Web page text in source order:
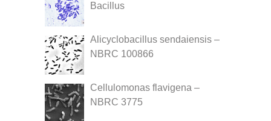
Bacillus
Alicyclobacillus sendaiensis –
NBRC 100866
Cellulomonas flavigena –
NBRC 3775